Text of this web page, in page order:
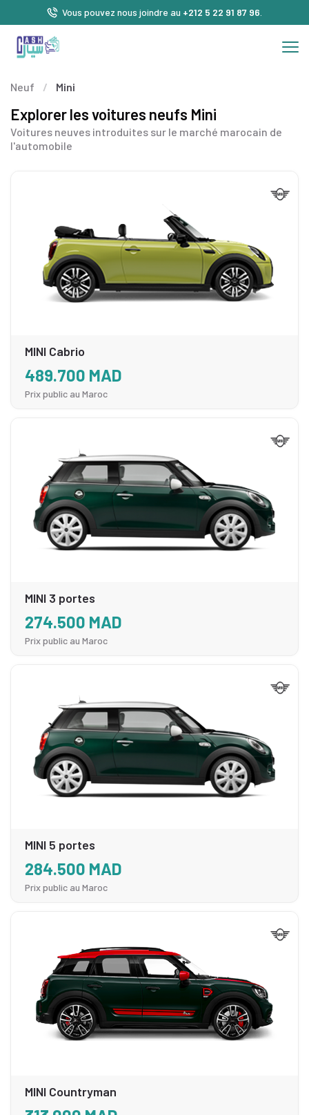
Vous pouvez nous joindre au +212 5 22 91 87 96
Neuf / Mini
Explorer les voitures neufs Mini
Voitures neuves introduites sur le marché marocain de
l'automobile
MINI Cabrio
489.700 MAD
Prix public au Maroc
MINI 3 portes
274.500 MAD
Prix public au Maroc
MINI 5 portes
284.500 MAD
Prix public au Maroc
MINI Countryman